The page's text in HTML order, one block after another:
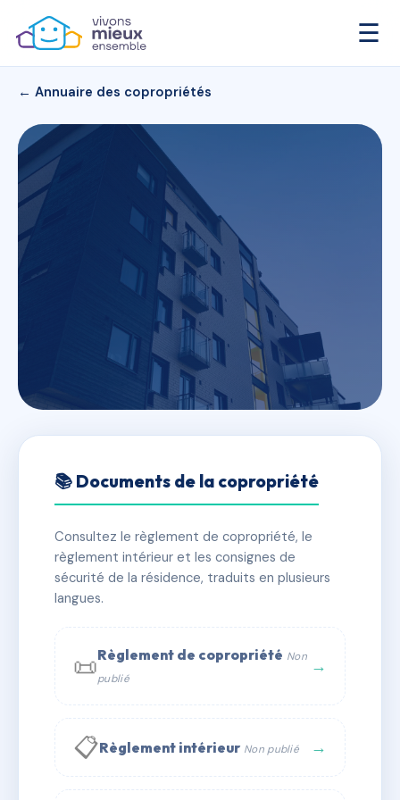
☰
← Annuaire des copropriétés
LES GRANGES D'ARVIEUX
✓ Immatriculée 🏠 119 lots 🏗 1 bâtiment(s)
📞 Contacter Syndic Digital
📚 Documents de la copropriété
Consultez le règlement de copropriété, le
règlement intérieur et les consignes de
sécurité de la résidence, traduits en plusieurs
langues.
📜Règlement de copropriété Non
publié
→
📋Règlement intérieur Non publié →